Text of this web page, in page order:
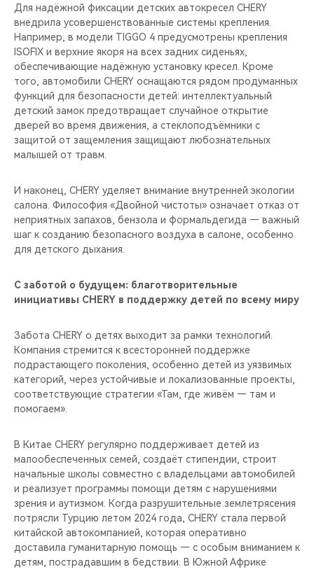
Для надёжной фиксации детских автокресел CHERY
внедрила усовершенствованные системы крепления.
Например, в модели TIGGO 4 предусмотрены крепления
ISOFIX и верхние якоря на всех задних сиденьях,
обеспечивающие надёжную установку кресел. Кроме
того, автомобили CHERY оснащаются рядом продуманных
функций для безопасности детей: интеллектуальный
детский замок предотвращает случайное открытие
дверей во время движения, а стеклоподъёмники с
защитой от защемления защищают любознательных
малышей от травм.
И наконец, CHERY уделяет внимание внутренней экологии
салона. Философия «Двойной чистоты» означает отказ от
неприятных запахов, бензола и формальдегида — важный
шаг к созданию безопасного воздуха в салоне, особенно
для детского дыхания.
С заботой о будущем: благотворительные
инициативы CHERY в поддержку детей по всему миру
Забота CHERY о детях выходит за рамки технологий.
Компания стремится к всесторонней поддержке
подрастающего поколения, особенно детей из уязвимых
категорий, через устойчивые и локализованные проекты,
соответствующие стратегии «Там, где живём — там и
помогаем».
В Китае CHERY регулярно поддерживает детей из
малообеспеченных семей, создаёт стипендии, строит
начальные школы совместно с владельцами автомобилей
и реализует программы помощи детям с нарушениями
зрения и аутизмом. Когда разрушительные землетрясения
потрясли Турцию летом 2024 года, CHERY стала первой
китайской автокомпанией, которая оперативно
доставила гуманитарную помощь — с особым вниманием к
детям, пострадавшим в бедствии. В Южной Африке